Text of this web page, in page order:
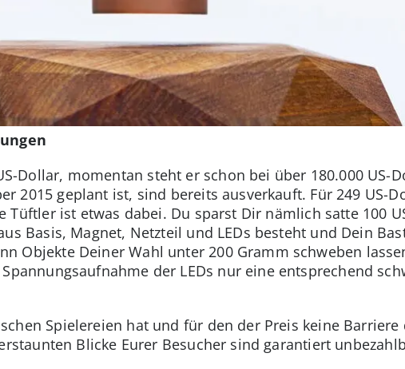
Dollar, momentan steht er schon bei über 180.000 US-
2015 geplant ist, sind bereits ausverkauft. Für 249 US-
ist etwas dabei. Du sparst Dir nämlich satte 100
Basis, Magnet, Netzteil und LEDs besteht und Dein
Objekte Deiner Wahl unter 200 Gramm schweben
der LEDs nur eine entsprechend
Spielereien hat und für den der Preis keine
Blicke Eurer Besucher sind garantiert